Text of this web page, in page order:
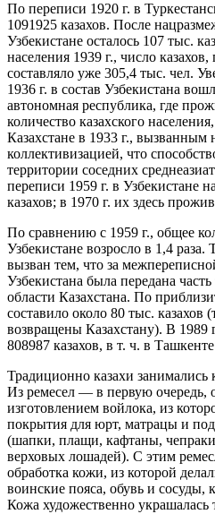
По переписи 1920 г. в
1091925 казахов. После
Узбекистане осталось 107 тыс.
населения 1939 г., число
составляло уже 305,4 тыс. чел.
1936 г. в состав Узбекистана
автономная республика, где
количество казахского
Казахстане в 1933 г., вызванным
коллективизацией, что
территории соседних
переписи 1959 г. в Узбекистане
казахов; в 1970 г. их здесь
По сравнению с 1959 г., общее
Узбекистане возросло в 1,4
вызван тем, что за
Узбекистана была передана
области Казахстана. По
составило около 80 тыс. казахов
возвращены Казахстану). В 1989
808987 казахов, в т. ч. в
Традиционно казахи
Из ремесел — в первую очередь,
изготовлением войлока, из
покрытия для юрт, матрацы и
(шапки, плащи, кафтаны,
верховых лошадей). С этим
обработка кожи, из которой
воинские пояса, обувь и сосуды,
Кожа художественно украшалась